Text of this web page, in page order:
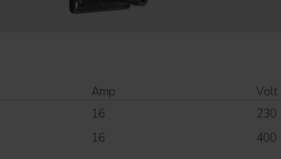
Amp Volt
16 230
16 400